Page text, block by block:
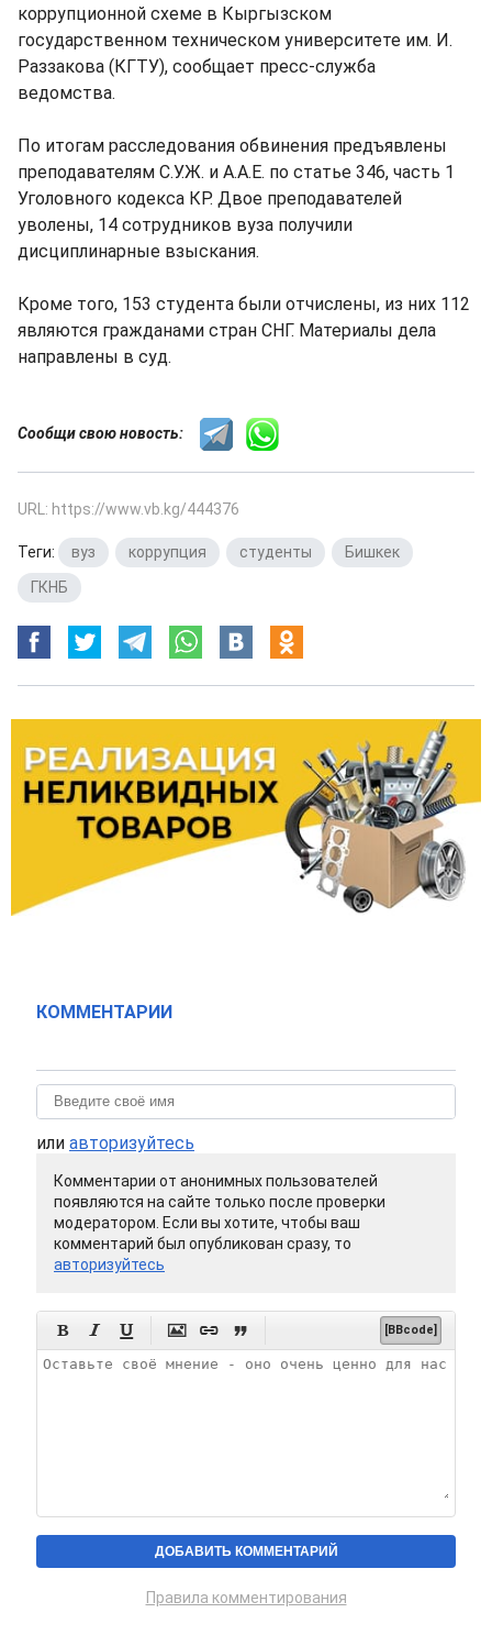
коррупционной схеме в Кыргызском
государственном техническом университете им. И.
Раззакова (КГТУ), сообщает пресс-служба
ведомства.
По итогам расследования обвинения предъявлены
преподавателям С.У.Ж. и А.А.Е. по статье 346, часть 1
Уголовного кодекса КР. Двое преподавателей
уволены, 14 сотрудников вуза получили
дисциплинарные взыскания.
Кроме того, 153 студента были отчислены, из них 112
являются гражданами стран СНГ. Материалы дела
направлены в суд.
Сообщи свою новость:
URL: https://www.vb.kg/444376
Теги: вуз коррупция студенты Бишкек
ГКНБ
КОММЕНТАРИИ
или авторизуйтесь
Комментарии от анонимных пользователей
появляются на сайте только после проверки
модератором. Если вы хотите, чтобы ваш
комментарий был опубликован сразу, то
авторизуйтесь
      [BBcode]
Правила комментирования